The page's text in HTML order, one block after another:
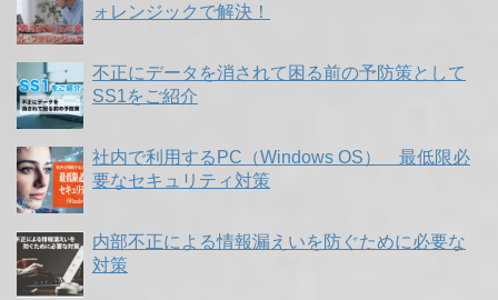
ォレンジックで解決！
不正にデータを消されて困る前の予防策として
SS1をご紹介
社内で利用するPC（Windows OS） 最低限必
要なセキュリティ対策
内部不正による情報漏えいを防ぐために必要な
対策